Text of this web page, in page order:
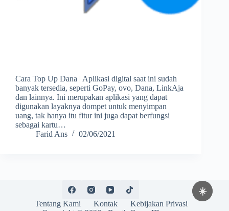
☀️
Cara Top Up Dana | Aplikasi digital saat ini sudah
banyak tersedia, seperti GoPay, ovo, Dana, LinkAja
dan lainnya. Ini merupakan aplikasi yang dapat
digunakan layaknya dompet untuk menyimpan
uang, tak hanya itu fitur ini juga dapat berfungsi
sebagai kartu…
Farid Ans
02/06/2021
Tentang Kami Kontak
Kebijakan Privasi